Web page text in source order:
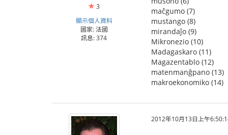
3
顯示個人資料
國家: 法國
訊息: 374
maĉgumo (7)
mustango (8)
mirandaĵo (9)
Mikronezio (10)
Madagaskaro (11)
Magazentablo (12)
matenmanĝpano (13)
makroekonomiko (14)
2012年10月13日上午